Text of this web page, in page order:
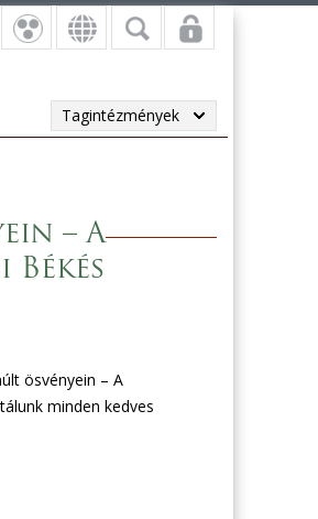
Tagintézmények
– A
ösvényein – A
minden kedves